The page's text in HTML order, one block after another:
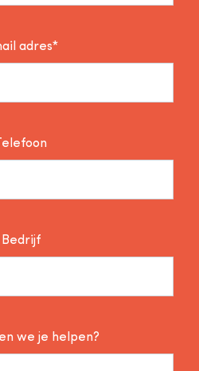
adres*
Telefoon
Bedrijf
we je helpen?